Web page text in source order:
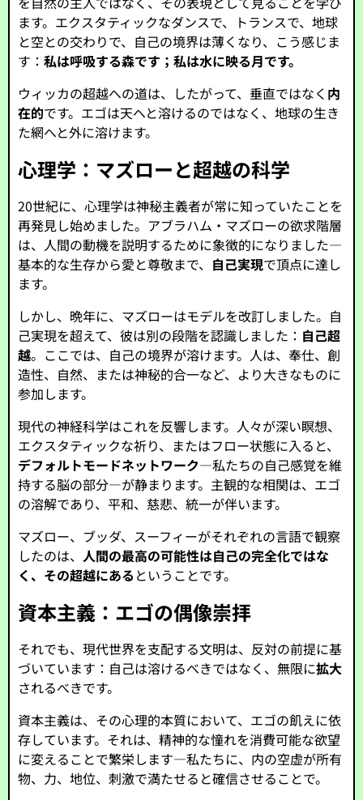
ます。エクスタティックなダンスで、トランスで、地球
と空との交わりで、自己の境界は薄くなり、こう感じま
す：私は呼吸する森です；私は水に映る月です。
ウィッカの超越への道は、したがって、垂直ではなく 内
在的です。エゴは天へと溶けるのではなく、地球の生き
た網へと外に溶けます。
心理学：マズローと超越の科学
20世紀に、心理学は神秘主義者が常に知っていたことを
再発見し始めました。アブラハム・マズローの欲求階層
は、人間の動機を説明するために象徴的になりました—
基本的な生存から愛と尊敬まで、 自己実現で頂点に達し
ます。
しかし、晩年に、マズローはモデルを改訂しました。自
己実現を超えて、彼は別の段階を認識しました： 自己超
越。ここでは、自己の境界が溶けます。人は、奉仕、創
造性、自然、または神秘的合一など、より大きなものに
参加します。
現代の神経科学はこれを反響します。人々が深い瞑想、
エクスタティックな祈り、またはフロー状態に入ると、
デフォルトモードネットワーク—私たちの自己感覚を維
持する脳の部分—が静まります。主観的な相関は、エゴ
の溶解であり、平和、慈悲、統一が伴います。
マズロー、ブッダ、スーフィーがそれぞれの言語で観察
したのは、人間の最高の可能性は自己の完全化ではな
く、その超越にある ということです。
資本主義：エゴの偶像崇拝
それでも、現代世界を支配する文明は、反対の前提に基
づいています：自己は溶けるべきではなく、無限に拡大
されるべきです。
資本主義は、その心理的本質において、エゴの飢えに依
存しています。それは、精神的な憧れを消費可能な欲望
に変えることで繁栄します—私たちに、内の空虚が所有
物、力、地位、刺激で満たせると確信させることで。